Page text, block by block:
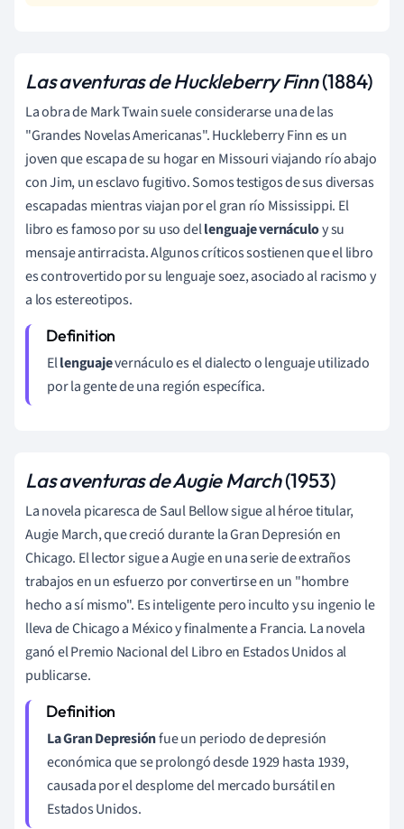
Las aventuras de Huckleberry Finn(1884)
La obra de Mark Twain suele considerarse una de las
"Grandes Novelas Americanas". Huckleberry Finn es un
joven que escapa de su hogar en Missouri viajando río abajo
con Jim, un esclavo fugitivo. Somos testigos de sus diversas
escapadas mientras viajan por el gran río Mississippi. El
libro es famoso por su uso dellenguaje vernáculoy su
mensaje antirracista. Algunos críticos sostienen que el libro
es controvertido por su lenguaje soez, asociado al racismo y
a los estereotipos.
Ellenguajevernáculo es el dialecto o lenguaje utilizado
por la gente de una región específica.
Las aventuras de Augie March(1953)
La novela picaresca de Saul Bellow sigue al héroe titular,
Augie March, que creció durante laGran Depresiónen
Chicago. El lector sigue a Augie en una serie de extraños
trabajos en un esfuerzo por convertirse en un "hombre
hecho a sí mismo". Es inteligente pero inculto y su ingenio le
lleva de Chicago a México y finalmente a Francia. La novela
ganó el Premio Nacional del Libro en Estados Unidos al
publicarse.
La Gran Depresiónfue un periodo de depresión
económica que se prolongó desde 1929 hasta 1939,
causada por el desplome del mercado bursátil en
Estados Unidos.